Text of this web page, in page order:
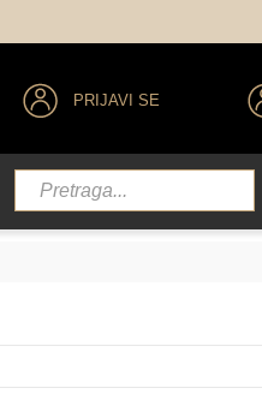
PRIJAVI SE